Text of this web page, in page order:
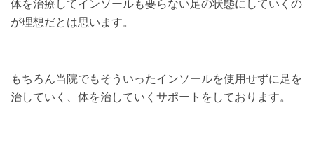
体を治療してインソールも要らない足の状態にしていくの
が理想だとは思います。
もちろん当院でもそういったインソールを使用せずに足を
治していく、体を治していくサポートをしております。